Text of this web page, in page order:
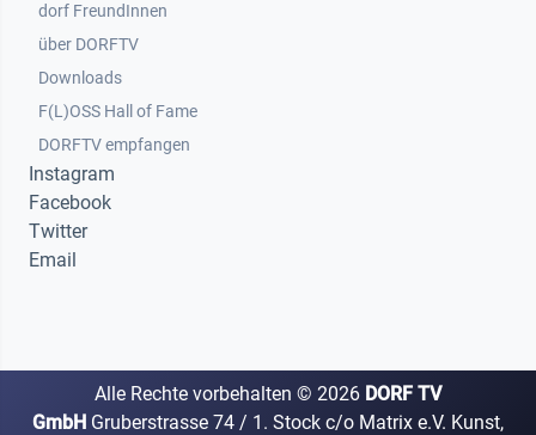
dorf FreundInnen
Footer 3
über DORFTV
Downloads
F(L)OSS Hall of Fame
Footer 4
DORFTV empfangen
Instagram
Facebook
Twitter
Email
Alle Rechte vorbehalten © 2026 DORF TV
GmbH Gruberstrasse 74 / 1. Stock c/o Matrix e.V. Kunst,